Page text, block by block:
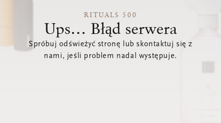
RITUALS 500
Ups… Błąd serwera
Spróbuj odświeżyć stronę lub skontaktuj się z
nami, jeśli problem nadal występuje.